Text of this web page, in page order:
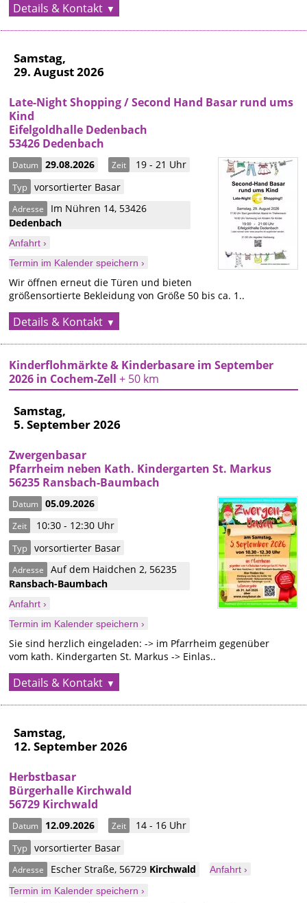
Details & Kontakt
Samstag,
29. August 2026
Late-Night Shopping / Second Hand Basar rund ums
Kind
Eifelgoldhalle Dedenbach
53426 Dedenbach
Datum 29.08.2026 Zeit 19 - 21 Uhr
Typ vorsortierter Basar
Adresse Im Nühren 14, 53426
Dedenbach
Anfahrt ›
Termin im Kalender speichern ›
Wir öffnen erneut die Türen und bieten
größensortierte Bekleidung von Größe 50 bis ca. 1..
Details & Kontakt
Kinderflohmärkte & Kinderbasare im September
2026 in Cochem-Zell+ 50 km
Samstag,
5. September 2026
Zwergenbasar
Pfarrheim neben Kath. Kindergarten St. Markus
56235 Ransbach-Baumbach
Datum 05.09.2026
Zeit 10:30 - 12:30 Uhr
Typ vorsortierter Basar
Adresse Auf dem Haidchen 2, 56235
Ransbach-Baumbach
Anfahrt ›
Termin im Kalender speichern ›
Sie sind herzlich eingeladen: -> im Pfarrheim gegenüber
vom kath. Kindergarten St. Markus -> Einlas..
Details & Kontakt
Samstag,
12. September 2026
Herbstbasar
Bürgerhalle Kirchwald
56729 Kirchwald
Datum 12.09.2026 Zeit 14 - 16 Uhr
Typ vorsortierter Basar
Adresse Escher Straße, 56729 Kirchwald
Anfahrt ›
Termin im Kalender speichern ›